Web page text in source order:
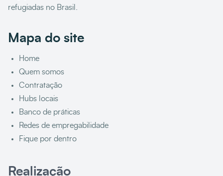
refugiadas no Brasil.
Mapa do site
Home
Quem somos
Contratação
Hubs locais
Banco de práticas
Redes de empregabilidade
Fique por dentro
Realização